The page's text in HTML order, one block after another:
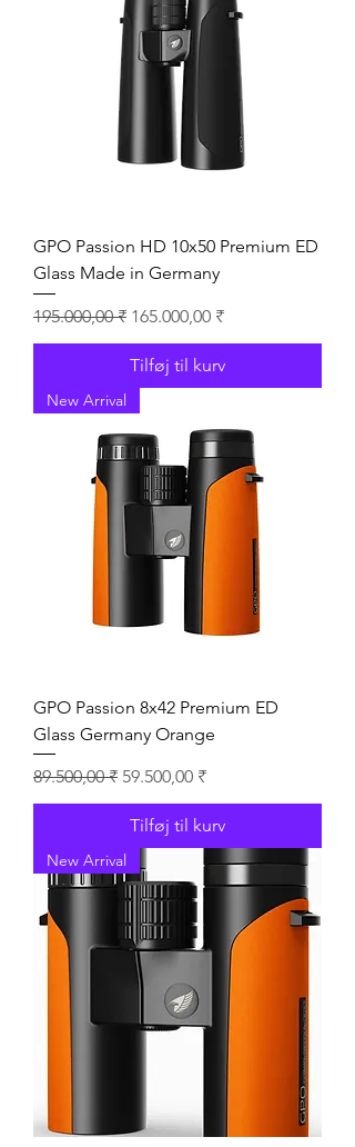
GPO Passion HD 10x50 Premium ED
Glass Made in Germany
Regulær pris
195.000,00 ₹ Salgspris
165.000,00 ₹
Tilføj til kurv
New Arrival
GPO Passion 8x42 Premium ED
Glass Germany Orange
Regulær pris
89.500,00 ₹ Salgspris
59.500,00 ₹
Tilføj til kurv
New Arrival